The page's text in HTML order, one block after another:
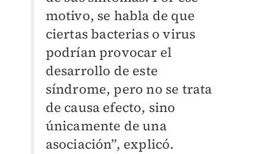
motivo, se habla de que
ciertas bacterias o virus
podrían provocar el
desarrollo de este
síndrome, pero no se trata
de causa efecto, sino
únicamente de una
asociación”, explicó.